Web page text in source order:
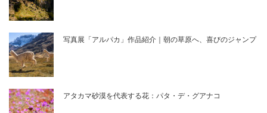
写真展「アルパカ」作品紹介｜朝の草原へ、喜びのジャンプ
アタカマ砂漠を代表する花：パタ・デ・グアナコ